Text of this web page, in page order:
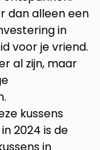
dan alleen een
in
voor je vriend.
al zijn, maar
kussens
2024 is de